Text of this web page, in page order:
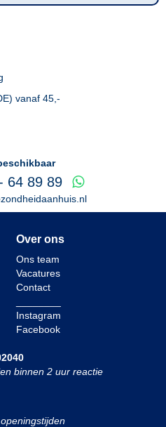
vanaf 45,-
64 89 89
Over ons
Ons team
Vacatures
Contact
Instagram
Facebook
binnen 2 uur reactie